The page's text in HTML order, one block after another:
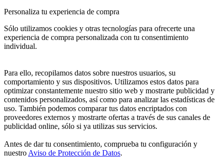
Personaliza tu experiencia de compra
Sólo utilizamos cookies y otras tecnologías para ofrecerte una
experiencia de compra personalizada con tu consentimiento
individual.
Para ello, recopilamos datos sobre nuestros usuarios, su
comportamiento y sus dispositivos. Utilizamos estos datos para
optimizar constantemente nuestro sitio web y mostrarte publicidad y
contenidos personalizados, así como para analizar las estadísticas de
uso. También podemos comparar tus datos encriptados con
proveedores externos y mostrarte ofertas a través de sus canales de
publicidad online, sólo si ya utilizas sus servicios.
Antes de dar tu consentimiento, comprueba tu configuración y
nuestro Aviso de Protección de Datos.